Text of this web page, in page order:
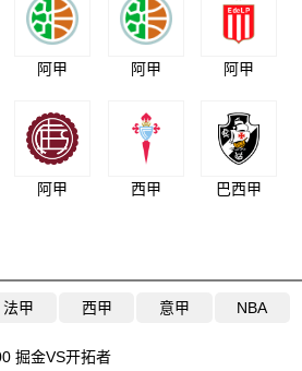
阿甲 阿甲 阿甲
阿甲 西甲 巴西甲
法甲 西甲 意甲 NBA
掘金VS开拓者